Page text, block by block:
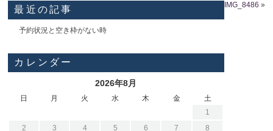
IMG_8486 »
最近の記事
予約状況と空き枠がない時
カレンダー
2026年8月
日 月 火 水 木 金
土
1
2
3 4 5 6 7
8